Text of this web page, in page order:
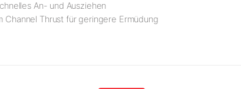
An- und Ausziehen
Channel Thrust für geringere Ermüdung